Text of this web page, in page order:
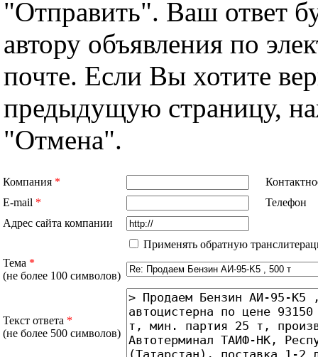
"Отправить". Ваш ответ
автору объявления по
почте. Если Вы хотите
предыдущую страницу,
"Отмена".
Компания *
E-mail *
Телефон
Адрес сайта компании
Применять обратную
Тема *
(не более 100 символов)
Текст ответа *
(не более 500 символов)